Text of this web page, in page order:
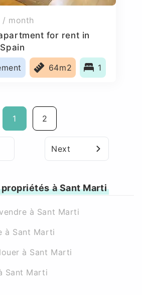
/ month
for rent in
64m2 1
1 2
Next
à Sant Marti
à Sant Marti
à Sant Marti
à Sant Marti
Sant Marti